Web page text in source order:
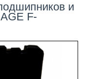
и
F-